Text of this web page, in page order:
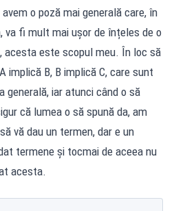
o poză mai generală care, în
va fi mult mai ușor de înțeles de o
acesta este scopul meu. În loc să
implică B, B implică C, care sunt
generală, iar atunci când o să
că lumea o să spună da, am
vă dau un termen, dar e un
termene și tocmai de aceea nu
acesta.